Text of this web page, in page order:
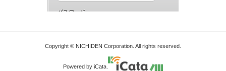
Copyright © NICHIDEN Corporation. All rights reserved.
Powered by iCata.